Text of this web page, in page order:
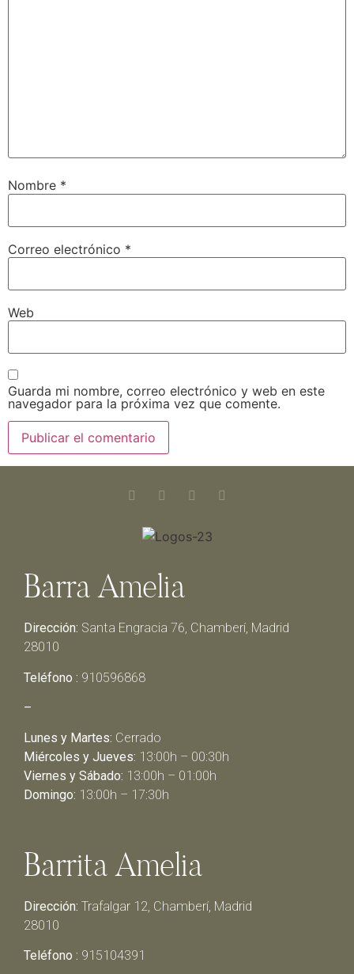
Nombre *
Correo electrónico *
Web
Guarda mi nombre, correo electrónico y web en este
navegador para la próxima vez que comente.
Barra Amelia
Dirección: Santa Engracia 76, Chamberí, Madrid
28010
Teléfono : 910596868
–
Lunes y Martes: Cerrado
Miércoles y Jueves: 13:00h – 00:30h
Viernes y Sábado: 13:00h – 01:00h
Domingo: 13:00h – 17:30h
Barrita Amelia
Dirección: Trafalgar 12, Chamberí, Madrid
28010
Teléfono : 915104391